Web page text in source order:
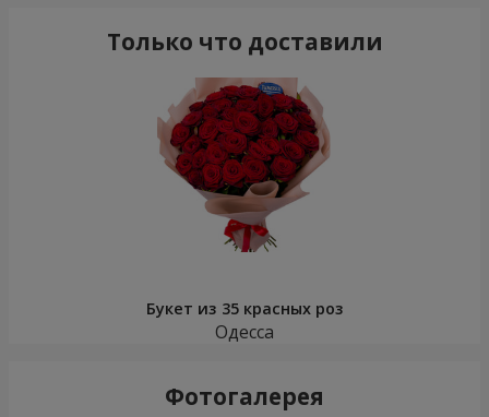
Только что доставили
Букет из 35 красных роз
Одесса
Фотогалерея